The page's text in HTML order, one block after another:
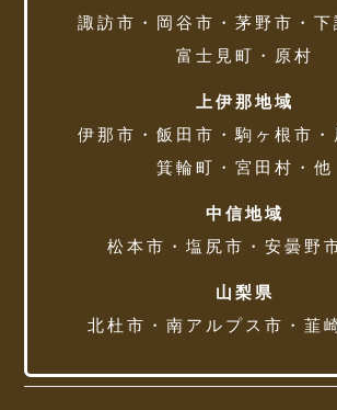
諏訪市・岡谷市・茅野市・下
富士見町・原村
上伊那地域
伊那市・飯田市・駒ヶ根市・
箕輪町・宮田村・他
中信地域
松本市・塩尻市・安曇野
山梨県
北杜市・南アルプス市・韮